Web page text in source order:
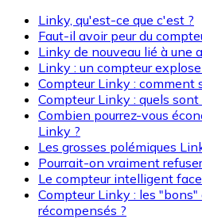
Linky, qu'est-ce que c'est ?
Faut-il avoir peur du
Linky de nouveau lié à une
Linky : un compteur
Compteur Linky : comment
Compteur Linky : quels
Combien pourrez-vous
Linky ?
Les grosses polémiques
Pourrait-on vraiment
Le compteur intelligent
Compteur Linky : les
récompensés ?